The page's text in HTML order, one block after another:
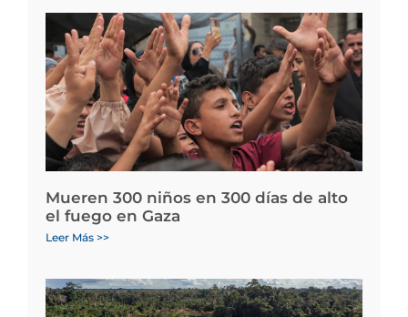
Mueren 300 niños en 300 días de alto
el fuego en Gaza
Leer Más >>